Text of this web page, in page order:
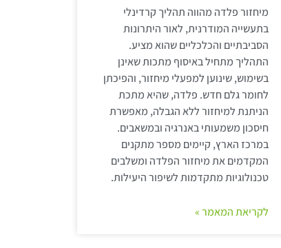
מיחזור פלדה מהווה תהליך קרדינלי
בתעשייה המודרנית, לאור היתרונות
הסביבתיים והכלכליים שהוא מציע.
התהליך מתחיל באיסוף מתכות שאינן
בשימוש, שינוען למפעלי מיחזור, והפיכתן
לחומר גלם חדש. פלדה, שהיא מתכת
הניתנת למיחזור ללא הגבלה, מאפשרת
חיסכון משמעותי באנרגיה ובמשאבים.
במרכז הארץ, קיימים מספר מתקנים
המקדמים את מיחזור הפלדה ומשלבים
טכנולוגיות מתקדמות לשיפור היעילות.
לקריאת המאמר »